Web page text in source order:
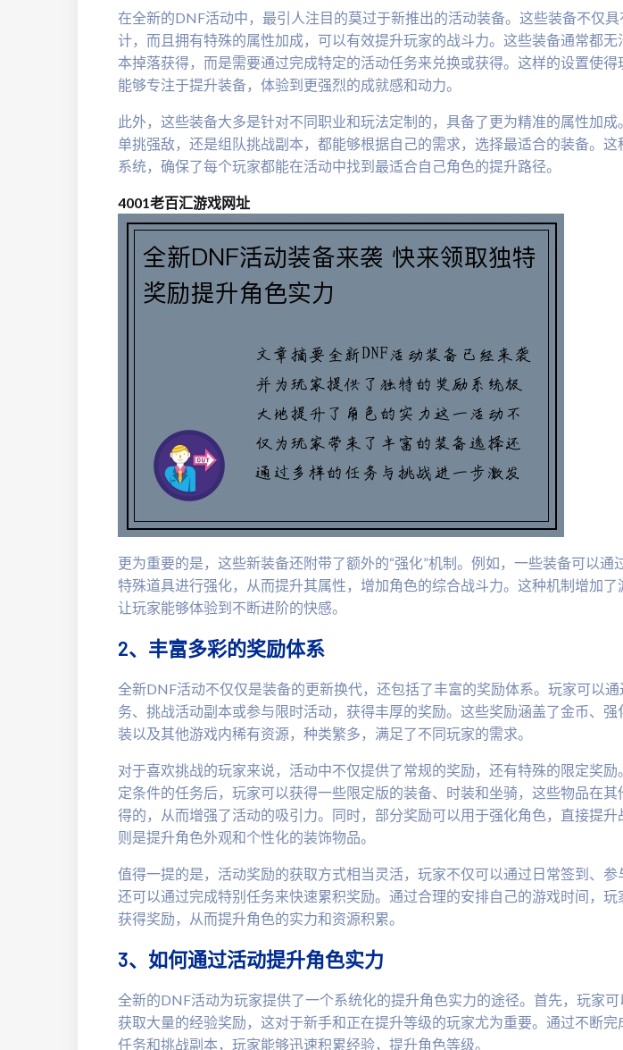
在全新的DNF活动中，最引人注目的莫过于新推出的活动装备。这些装备不仅
计，而且拥有特殊的属性加成，可以有效提升玩家的战斗力。这些装备通常都无
本掉落获得，而是需要通过完成特定的活动任务来兑换或获得。这样的设置使得
能够专注于提升装备，体验到更强烈的成就感和动力。
此外，这些装备大多是针对不同职业和玩法定制的，具备了更为精准的属性加成
单挑强敌，还是组队挑战副本，都能够根据自己的需求，选择最适合的装备。这
系统，确保了每个玩家都能在活动中找到最适合自己角色的提升路径。
4001老百汇游戏网址
更为重要的是，这些新装备还附带了额外的“强化”机制。例如，一些装备可以通
特殊道具进行强化，从而提升其属性，增加角色的综合战斗力。这种机制增加了
让玩家能够体验到不断进阶的快感。
2、丰富多彩的奖励体系
全新DNF活动不仅仅是装备的更新换代，还包括了丰富的奖励体系。玩家可以
务、挑战活动副本或参与限时活动，获得丰厚的奖励。这些奖励涵盖了金币、强
装以及其他游戏内稀有资源，种类繁多，满足了不同玩家的需求。
对于喜欢挑战的玩家来说，活动中不仅提供了常规的奖励，还有特殊的限定奖励
定条件的任务后，玩家可以获得一些限定版的装备、时装和坐骑，这些物品在其
得的，从而增强了活动的吸引力。同时，部分奖励可以用于强化角色，直接提升
则是提升角色外观和个性化的装饰物品。
值得一提的是，活动奖励的获取方式相当灵活，玩家不仅可以通过日常签到、参
还可以通过完成特别任务来快速累积奖励。通过合理的安排自己的游戏时间，玩
获得奖励，从而提升角色的实力和资源积累。
3、如何通过活动提升角色实力
全新的DNF活动为玩家提供了一个系统化的提升角色实力的途径。首先，玩家
获取大量的经验奖励，这对于新手和正在提升等级的玩家尤为重要。通过不断完
任务和挑战副本，玩家能够迅速积累经验，提升角色等级。